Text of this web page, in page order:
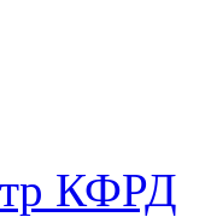
КФРД